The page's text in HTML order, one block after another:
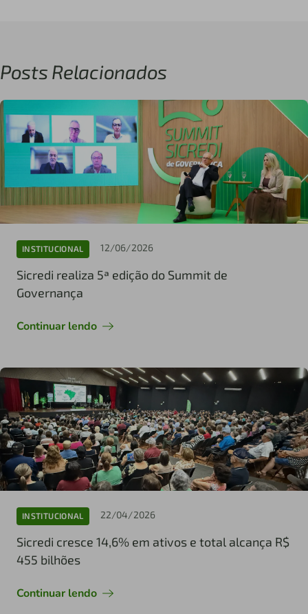
Posts Relacionados
INSTITUCIONAL 12/06/2026
Sicredi realiza 5ª edição do Summit de
Governança
Continuar lendo
INSTITUCIONAL 22/04/2026
Sicredi cresce 14,6% em ativos e total alcança R$
455 bilhões
Continuar lendo